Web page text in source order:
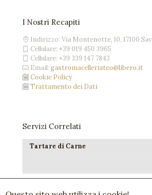
I Nostri Recapiti
Indirizzo: Via Montenotte, 10, 17100
Cellulare: +39 019 450 3965
Cellulare: +39 339 147 7843
Email: gastromacelleriateo@libero.it
Cookie Policy
Trattamento dei Dati
Servizi Correlati
Tartare di Carne